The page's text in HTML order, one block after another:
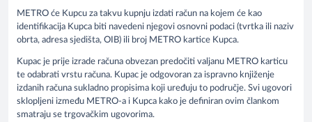
METRO će Kupcu za takvu kupnju izdati račun na kojem će kao
identifikacija Kupca biti navedeni njegovi osnovni podaci (tvrtka ili naziv
obrta, adresa sjedišta, OIB) ili broj METRO kartice Kupca.
Kupac je prije izrade računa obvezan predočiti valjanu METRO karticu
te odabrati vrstu računa. Kupac je odgovoran za ispravno knjiženje
izdanih računa sukladno propisima koji uređuju to područje. Svi ugovori
sklopljeni između METRO-a i Kupca kako je definiran ovim člankom
smatraju se trgovačkim ugovorima.